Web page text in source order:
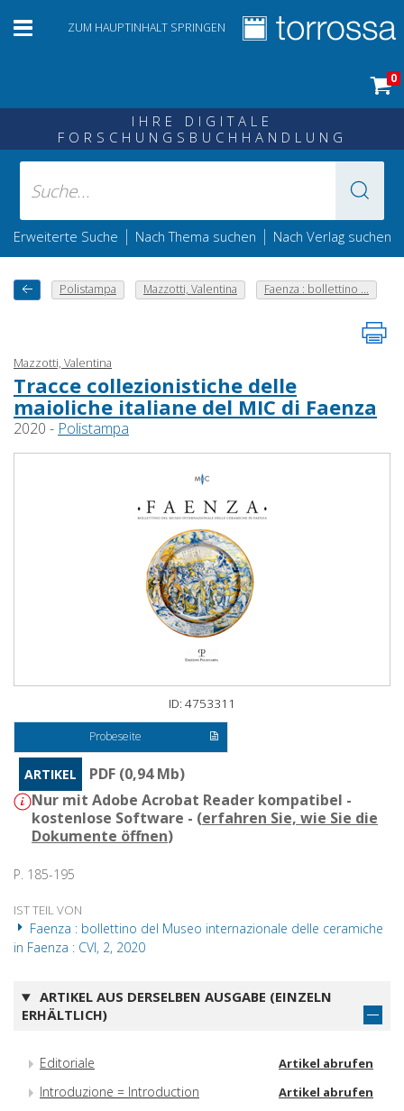
ZUM HAUPTINHALT SPRINGEN
0
IHRE DIGITALE
FORSCHUNGSBUCHHANDLUNG
Erweiterte Suche | Nach Thema suchen | Nach Verlag suchen
Polistampa Mazzotti, Valentina Faenza : bollettino ...
Mazzotti, Valentina
Tracce collezionistiche delle
maioliche italiane del MIC di Faenza
2020 - Polistampa
ID: 4753311
Probeseite
ARTIKEL
PDF (0,94 Mb)
Nur mit Adobe Acrobat Reader kompatibel -
kostenlose Software - (erfahren Sie, wie Sie die
Dokumente öffnen)
P. 185-195
IST TEIL VON
Faenza : bollettino del Museo internazionale delle ceramiche
in Faenza : CVI, 2, 2020
ARTIKEL AUS DERSELBEN AUSGABE (EINZELN
ERHÄLTLICH)
Editoriale Artikel abrufen
Introduzione = Introduction Artikel abrufen